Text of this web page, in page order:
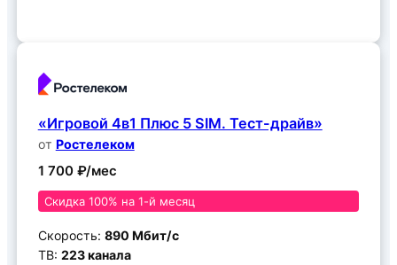
«Игровой 4в1 Плюс 5 SIM. Тест-драйв»
от Ростелеком
1 700 ₽/мес
Скидка 100% на 1-й месяц
Скорость: 890 Мбит/с
ТВ: 223 канала